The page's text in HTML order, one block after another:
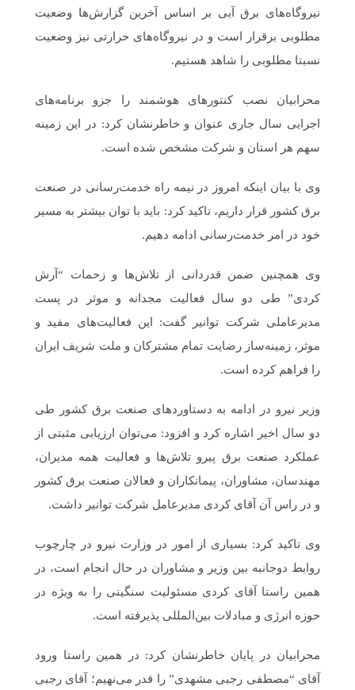
نیروگاه‌های برق آبی بر اساس آخرین گزارش‌ها وضعیت
مطلوبی برقرار است و در نیروگاه‌های حرارتی نیز وضعیت
نسبتا مطلوبی را شاهد هستیم.
محرابیان نصب کنتورهای هوشمند را جزو برنامه‌های
اجرایی سال جاری عنوان و خاطرنشان کرد: در این زمینه
سهم هر استان و شرکت مشخص شده است.
وی با بیان اینکه امروز در نیمه راه خدمت‌رسانی در صنعت
برق کشور قرار داریم، تاکید کرد: باید با توان بیشتر به مسیر
خود در امر خدمت‌رسانی ادامه دهیم.
وی همچنین ضمن قدردانی از تلاش‌ها‌ و زحمات “آرش
کردی” طی دو سال فعالیت مجدانه و موثر در پست
مدیرعاملی شرکت توانیر گفت: این فعالیت‌های مفید و
موثر، زمینه‌ساز رضایت تمام مشترکان و ملت شریف ایران
را فراهم کرده است.
وزیر نیرو در ادامه به دستاوردهای صنعت برق کشور طی
دو سال اخیر اشاره کرد و افزود: می‌توان ارزیابی مثبتی از
عملکرد صنعت برق پیرو تلاش‌ها و فعالیت همه مدیران،
مهندسان، مشاوران، پیمانکاران و فعالان صنعت برق کشور
و در راس آن‌ آقای کردی مدیرعامل شرکت توانیر داشت.
وی تاکید کرد: بسیاری از امور در وزارت نیرو در چارچوب
روابط دوجانبه بین وزیر و مشاوران در حال انجام است، در
همین راستا آقای کردی مسئولیت سنگینی را به ویژه در
حوزه انرژی و مبادلات بین‌المللی پذیرفته است.
محرابیان در پایان خاطرنشان کرد: در همین راستا ورود
آقای “مصطفی رجبی مشهدی” را قدر می‌نهیم؛ آقای رجبی